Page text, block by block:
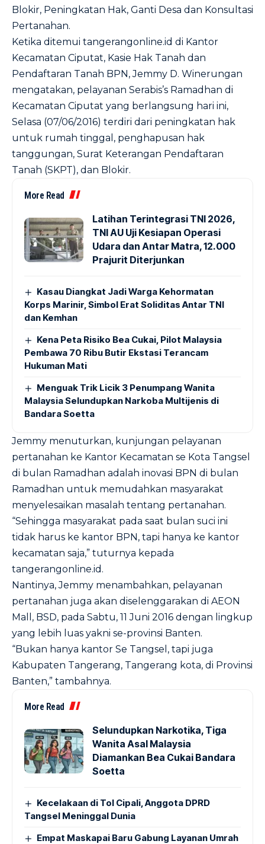
Blokir, Peningkatan Hak, Ganti Desa dan Konsultasi
Pertanahan.
Ketika ditemui tangerangonline.id di Kantor
Kecamatan Ciputat, Kasie Hak Tanah dan
Pendaftaran Tanah BPN, Jemmy D. Winerungan
mengatakan, pelayanan Serabis’s Ramadhan di
Kecamatan Ciputat yang berlangsung hari ini,
Selasa (07/06/2016) terdiri dari peningkatan hak
untuk rumah tinggal, penghapusan hak
tanggungan, Surat Keterangan Pendaftaran
Tanah (SKPT), dan Blokir.
More Read
Latihan Terintegrasi TNI 2026,
TNI AU Uji Kesiapan Operasi
Udara dan Antar Matra, 12.000
Prajurit Diterjunkan
Kasau Diangkat Jadi Warga Kehormatan
Korps Marinir, Simbol Erat Soliditas Antar TNI
dan Kemhan
Kena Peta Risiko Bea Cukai, Pilot Malaysia
Pembawa 70 Ribu Butir Ekstasi Terancam
Hukuman Mati
Menguak Trik Licik 3 Penumpang Wanita
Malaysia Selundupkan Narkoba Multijenis di
Bandara Soetta
Jemmy menuturkan, kunjungan pelayanan
pertanahan ke Kantor Kecamatan se Kota Tangsel
di bulan Ramadhan adalah inovasi BPN di bulan
Ramadhan untuk memudahkan masyarakat
menyelesaikan masalah tentang pertanahan.
“Sehingga masyarakat pada saat bulan suci ini
tidak harus ke kantor BPN, tapi hanya ke kantor
kecamatan saja,” tuturnya kepada
tangerangonline.id.
Nantinya, Jemmy menambahkan, pelayanan
pertanahan juga akan diselenggarakan di AEON
Mall, BSD, pada Sabtu, 11 Juni 2016 dengan lingkup
yang lebih luas yakni se-provinsi Banten.
“Bukan hanya kantor Se Tangsel, tapi juga
Kabupaten Tangerang, Tangerang kota, di Provinsi
Banten,” tambahnya.
More Read
Selundupkan Narkotika, Tiga
Wanita Asal Malaysia
Diamankan Bea Cukai Bandara
Soetta
Kecelakaan di Tol Cipali, Anggota DPRD
Tangsel Meninggal Dunia
Empat Maskapai Baru Gabung Layanan Umrah